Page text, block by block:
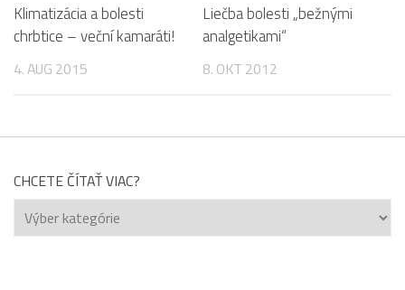
Klimatizácia a bolesti
chrbtice – veční kamaráti!
4. AUG 2015
Liečba bolesti „bežnými
analgetikami“
8. OKT 2012
CHCETE ČÍTAŤ VIAC?
Chcete
čítať